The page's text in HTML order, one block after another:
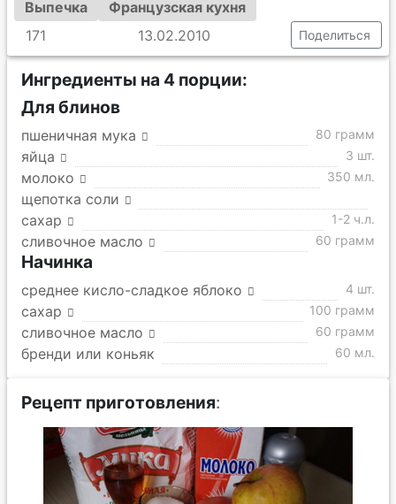
Выпечка
Французская кухня
171
13.02.2010 Поделиться
Ингредиенты на 4 порции:
Для блинов
пшеничная мука 80 грамм
яйца 3 шт.
молоко 350 мл.
щепотка соли
сахар
1-2 ч.л.
сливочное масло 60 грамм
Начинка
среднее кисло-сладкое яблоко 4 шт.
сахар 100 грамм
сливочное масло 60 грамм
бренди или коньяк 60 мл.
Рецепт приготовления: